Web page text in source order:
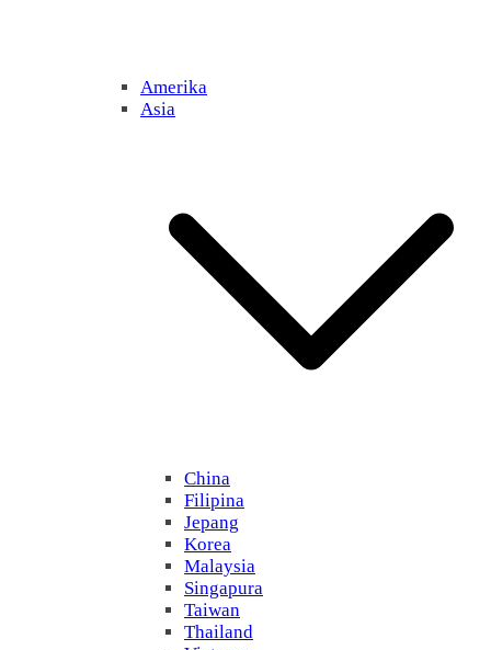
Amerika
Asia
China
Filipina
Jepang
Korea
Malaysia
Singapura
Taiwan
Thailand